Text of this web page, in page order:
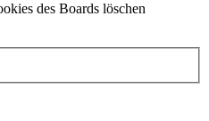
des Boards löschen